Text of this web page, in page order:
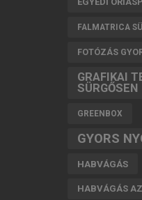
FALMATRICA
FOTÓZÁS
GRAFIKAI
SÜRGŐSEN
GREENBOX
GYORS
HABVÁGÁS
HABVÁGÁS